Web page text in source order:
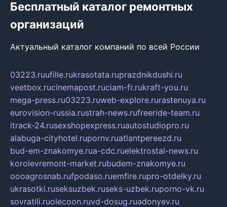
Бесплатный каталог ремонтных
организаций
Актуальный каталог компаний по всей России
03223.ruufille.rukrasotata.ruprazdnikdushi.ru
veetbox.rucinemapost.ruciam-fr.rukraft-you.ru
mega-press.ru03223.ruweb-explore.rurastenuya.ru
eurovision-russia.rustrah-news.rufreeride-team.ru
itrack-24.rusexshopexpress.ruautostudiopro.ru
alabuga-cityhotel.rupornv.ruatlantpereezd.ru
bud-em-znakomye.rua-cdc.ruelektrostal-news.ru
korolevremont-market.rubudem-znakomye.ru
oooagrosnab.rufpodaso.ruemfire.rupro-otdelky.ru
ukrasotki.ruseksuzbek.ruseks-uzbek.ruporno-vk.ru
sovratili.ruolecoon.ruvd-dosug.ruadonyev.ru